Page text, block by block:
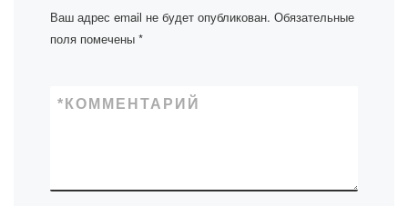
Ваш адрес email не будет опубликован. Обязательные
поля помечены *
КОММЕНТАРИЙ
*